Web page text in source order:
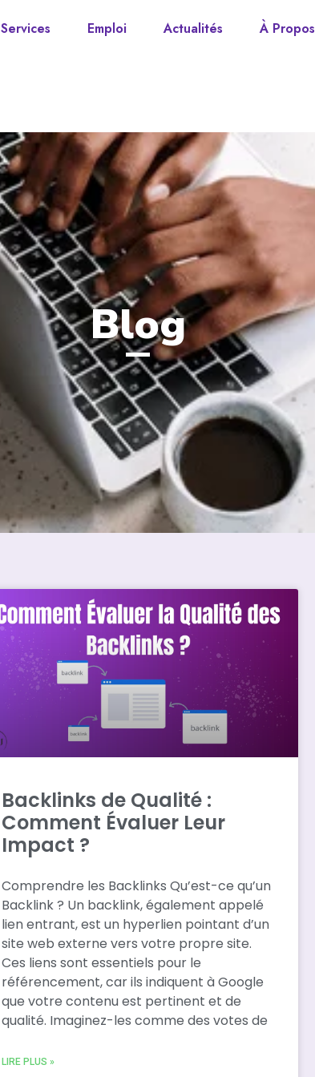
Services Emploi Actualités À Propos
Blog
Backlinks de Qualité :
Comment Évaluer Leur
Impact ?
Comprendre les Backlinks Qu’est-ce qu’un
Backlink ? Un backlink, également appelé
lien entrant, est un hyperlien pointant d’un
site web externe vers votre propre site.
Ces liens sont essentiels pour le
référencement, car ils indiquent à Google
que votre contenu est pertinent et de
qualité. Imaginez-les comme des votes de
LIRE PLUS »